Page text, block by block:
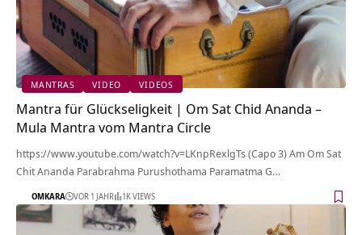
MANTRAS VIDEO VIDEOS
Mantra für Glückseligkeit | Om Sat Chid Ananda –
Mula Mantra vom Mantra Circle
https://www.youtube.com/watch?v=LKnpRexlgTs (Capo 3) Am Om Sat
Chit Ananda Parabrahma Purushothama Paramatma G…
OMKARA VOR 1 JAHR 1K VIEWS